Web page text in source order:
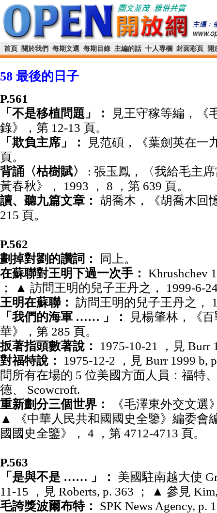
首頁 關於我們 每期文選 每期目錄 主編的話 十人専欄 封面彩頁 開
58 最後的日子
P.561
「不是移植問題」：
見王守稼等編，《
錄》，第 12-13 頁。
「欺負主席」：
見范碩，《葉劍英在一
頁。
背誦〈枯樹賦〉 : 張玉鳳，〈我給毛主
黃春秋》， 1993 ， 8 ，第 639 頁。
讀、聽九篇文章： 胡喬木，《胡喬木回
215 頁。
P.562
劃掉對劉的讚詞：
同上。
在蘇聯對王明下過一次手： Khrushchev
； ▲ 訪問王明的兒子王丹之， 1999-6-
王明在蘇聯： 訪問王明的兒子王丹之，
「我們的海軍 …… 」：
見楊肇林，《
華》，第 285 頁。
扳著指頭數著說： 1975-10-21 ，見 Burr
對福特說： 1975-12-2 ，見 Burr 1999 b,
問所有在場的 5 位美國方面人員：福特
德、 Scowcroft.
重新劃分三個世界：
《毛澤東外交文選
▲ 《中華人民共和國國史全鑒》編委會
國國史全鑒》， 4 ，第 4712-4713 頁。
P.563
「是與不是 …… 」： 美國駐南越大使
11-15 ，見 Roberts, p. 363 ； ▲ 參見
毛誇獎波爾布特： SPK News Agency, p.